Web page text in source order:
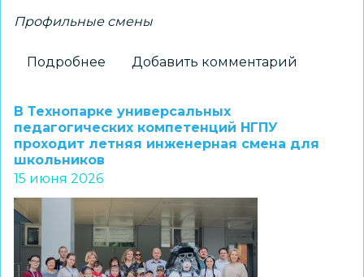
Профильные смены
Подробнее
смены
«ТехноПрофиль»:
и
хакатон
Добавить комментарий
В Технопарке универсальных
педагогических компетенций НГПУ
проходит летняя инженерная смена для
школьников
15 июня 2026